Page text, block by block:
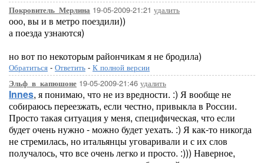
Покровитель_Мерлина 19-05-2009-21:21 удалить
ооо, вы и в метро поездили))
а поезда узнаются)
но вот по некоторым райончикам я не бродила)
Обратиться - Ответить - К полной версии
Эльф_в_капюшоне 19-05-2009-21:46 удалить
Innes, я понимаю, что не из вредности. :) Я вообще не
собираюсь переезжать, если честно, привыкла в России.
Просто такая ситуация у меня, специфическая, что если
будет очень нужно - можно будет уехать. :) Я как-то никогда
не стремилась, но итальянцы уговаривали и с их слов
получалось, что все очень легко и просто. :))) Наверное,